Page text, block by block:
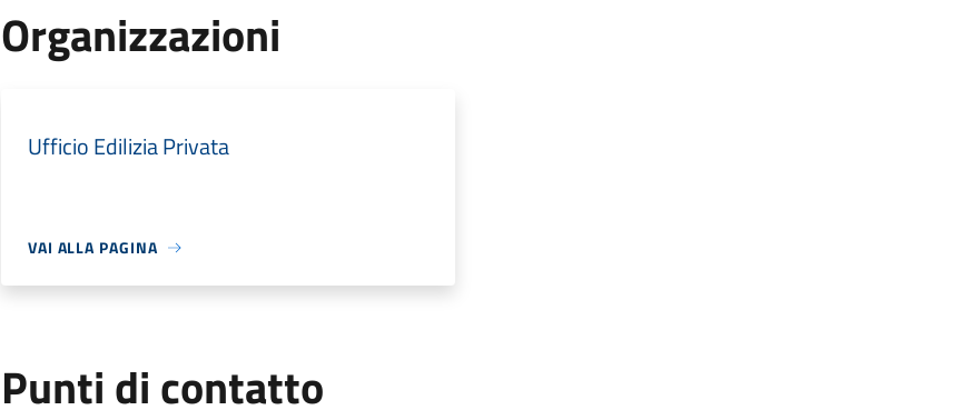
Organizzazioni
Ufficio Edilizia Privata
VAI ALLA PAGINA
Punti di contatto